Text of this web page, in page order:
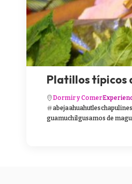
Platillos típicos
Dormir y Comer
abejaahuahutleschapulines
guamuchilgusamos de